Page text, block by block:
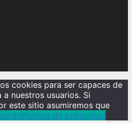
cookies para ser capaces de
nuestros usuarios. Si
este sitio asumiremos que
Política de privacidad